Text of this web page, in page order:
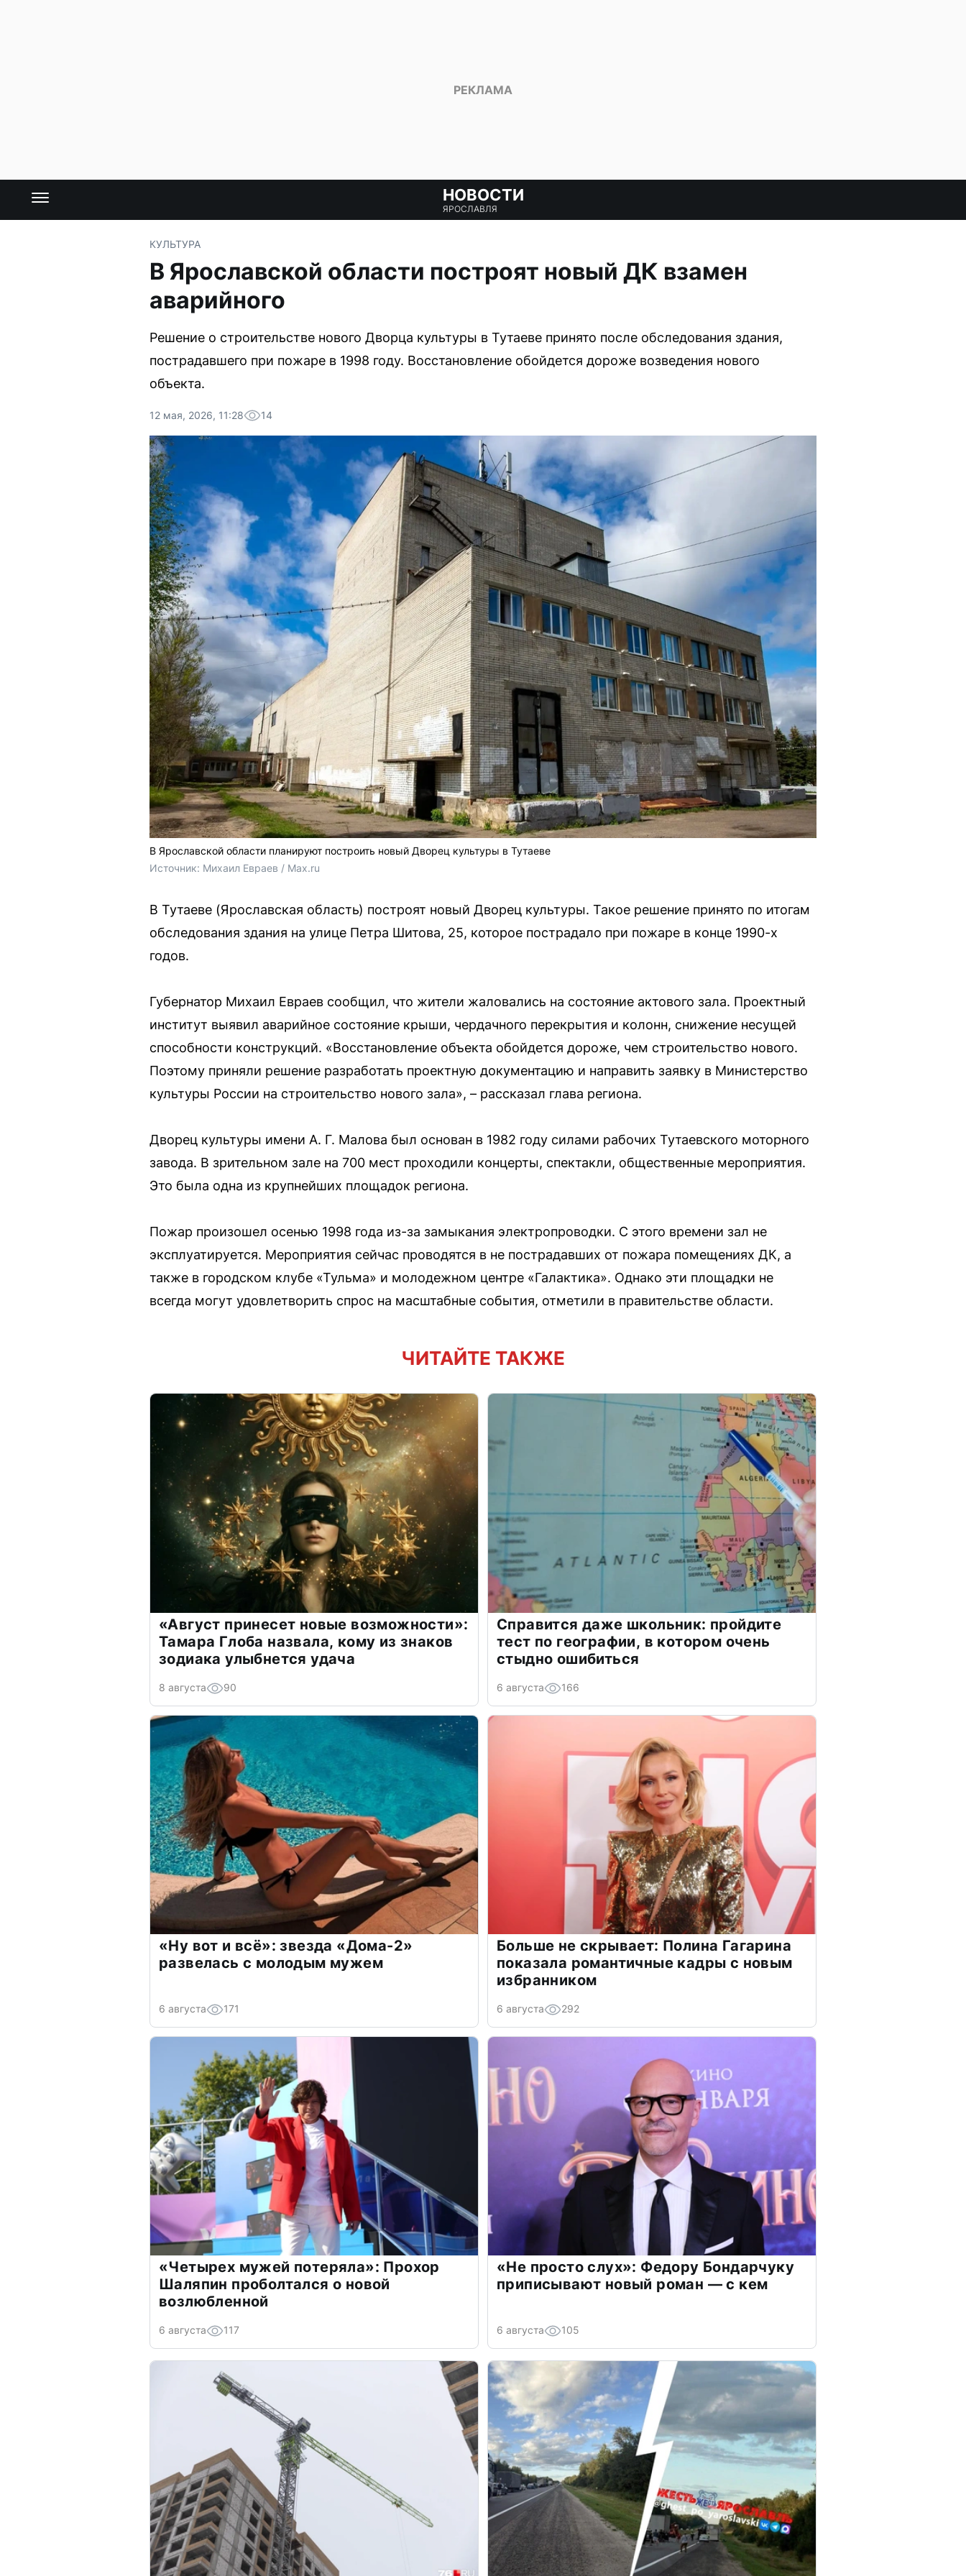
НОВОСТИ
ЯРОСЛАВЛЯ
КУЛЬТУРА
В Ярославской области построят новый ДК взамен
аварийного
Решение о строительстве нового Дворца культуры в Тутаеве принято после обследования здания,
пострадавшего при пожаре в 1998 году. Восстановление обойдется дороже возведения нового
объекта.
12 мая, 2026, 11:28 14
В Ярославской области планируют построить новый Дворец культуры в Тутаеве
Источник: Михаил Евраев / Max.ru
В Тутаеве (Ярославская область) построят новый Дворец культуры. Такое решение принято по итогам
обследования здания на улице Петра Шитова, 25, которое пострадало при пожаре в конце 1990-х
годов.
Губернатор Михаил Евраев сообщил, что жители жаловались на состояние актового зала. Проектный
институт выявил аварийное состояние крыши, чердачного перекрытия и колонн, снижение несущей
способности конструкций. «Восстановление объекта обойдется дороже, чем строительство нового.
Поэтому приняли решение разработать проектную документацию и направить заявку в Министерство
культуры России на строительство нового зала», – рассказал глава региона.
Дворец культуры имени А. Г. Малова был основан в 1982 году силами рабочих Тутаевского моторного
завода. В зрительном зале на 700 мест проходили концерты, спектакли, общественные мероприятия.
Это была одна из крупнейших площадок региона.
Пожар произошел осенью 1998 года из-за замыкания электропроводки. С этого времени зал не
эксплуатируется. Мероприятия сейчас проводятся в не пострадавших от пожара помещениях ДК, а
также в городском клубе «Тульма» и молодежном центре «Галактика». Однако эти площадки не
всегда могут удовлетворить спрос на масштабные события, отметили в правительстве области.
ЧИТАЙТЕ ТАКЖЕ
«Август принесет новые возможности»:
Тамара Глоба назвала, кому из знаков
зодиака улыбнется удача
8 августа 90
Справится даже школьник: пройдите
тест по географии, в котором очень
стыдно ошибиться
6 августа 166
«Ну вот и всё»: звезда «Дома-2»
развелась с молодым мужем
6 августа 171
Больше не скрывает: Полина Гагарина
показала романтичные кадры с новым
избранником
6 августа 292
«Четырех мужей потеряла»: Прохор
Шаляпин проболтался о новой
возлюбленной
6 августа 117
«Не просто слух»: Федору Бондарчуку
приписывают новый роман — с кем
6 августа 105